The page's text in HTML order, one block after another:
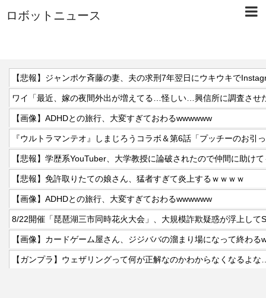
ロボットニュース
【悲報】ジャンポケ斉藤の妻、夫の求刑7年翌日にウキウキで
【画像】ADHDとの旅行、大変すぎておわるwwwwww
『ウルトラマンテオ』しまじろうコラボ＆第6話「プッチーのお引
【悲報】免許取りたての娘さん、猛者すぎて炎上するｗｗｗｗ
【画像】ADHDとの旅行、大変すぎておわるwwwwww
8/22開催「琵琶湖三市同時花火大会」、大規模詐欺疑惑が浮上して
【画像】カードゲーム屋さん、ジジババの溜まり場になって終わる
【ガンプラ】ウェザリングって何が正解なのかわからなくなるよ